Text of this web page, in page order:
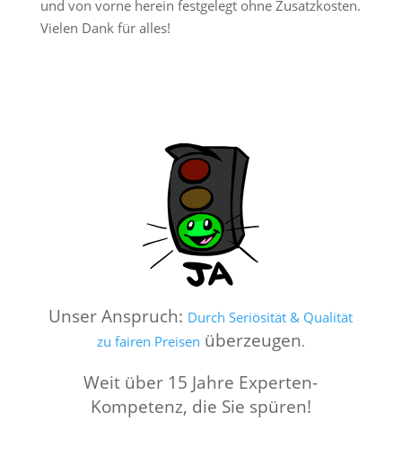
und von vorne herein festgelegt ohne Zusatzkosten.
Vielen Dank für alles!
Unser Anspruch: Durch Seriösität & Qualität
zu fairen Preisen überzeugen.
Weit über 15 Jahre Experten-
Kompetenz, die Sie spüren!